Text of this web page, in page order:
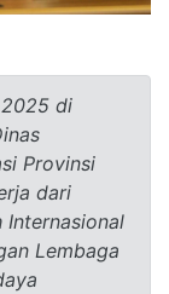
di
Provinsi
dari
Internasional
Lembaga